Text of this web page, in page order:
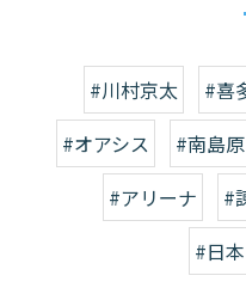
#川村京太 #喜
#オアシス
#南島原
#アリーナ
#
#日